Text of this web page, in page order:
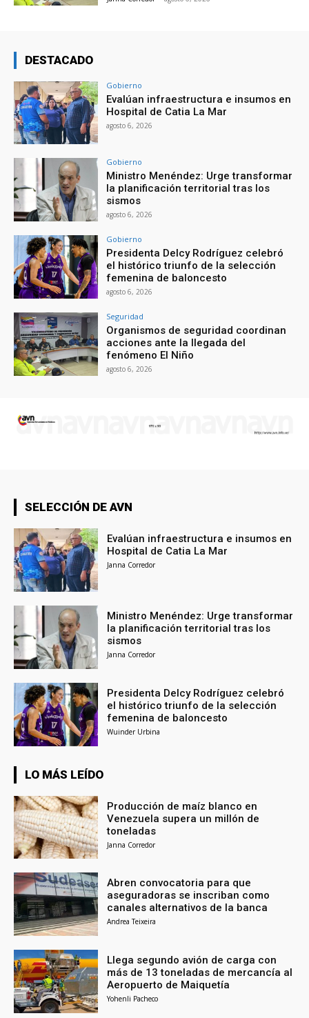
DESTACADO
Gobierno
Evalúan infraestructura e insumos en
Hospital de Catia La Mar
agosto 6, 2026
Gobierno
Ministro Menéndez: Urge transformar
la planificación territorial tras los
sismos
agosto 6, 2026
Gobierno
Presidenta Delcy Rodríguez celebró
el histórico triunfo de la selección
femenina de baloncesto
agosto 6, 2026
Seguridad
Organismos de seguridad coordinan
acciones ante la llegada del
fenómeno El Niño
agosto 6, 2026
SELECCIÓN DE AVN
Evalúan infraestructura e insumos en
Hospital de Catia La Mar
Janna Corredor
Ministro Menéndez: Urge transformar
la planificación territorial tras los
sismos
Janna Corredor
Presidenta Delcy Rodríguez celebró
el histórico triunfo de la selección
femenina de baloncesto
Wuinder Urbina
LO MÁS LEÍDO
Producción de maíz blanco en
Venezuela supera un millón de
toneladas
Janna Corredor
Abren convocatoria para que
aseguradoras se inscriban como
canales alternativos de la banca
Andrea Teixeira
Llega segundo avión de carga con
más de 13 toneladas de mercancía al
Aeropuerto de Maiquetía
Yohenli Pacheco